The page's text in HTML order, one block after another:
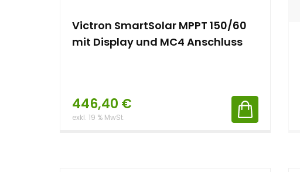
Victron SmartSolar MPPT 150/60
mit Display und MC4 Anschluss
446,40 €
exkl. 19 % MwSt.